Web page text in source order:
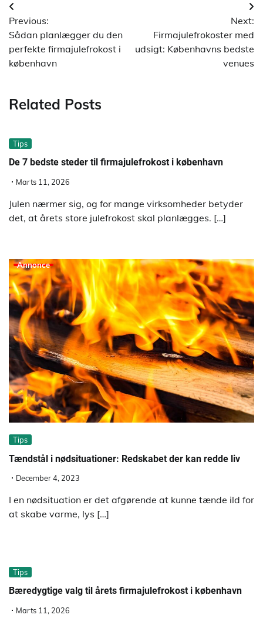
Indlægsnavigation
Previous:
Sådan planlægger du den
perfekte firmajulefrokost i
københavn
Next:
Firmajulefrokoster med
udsigt: Københavns bedste
venues
Related Posts
Tips
De 7 bedste steder til firmajulefrokost i københavn
Marts 11, 2026
Julen nærmer sig, og for mange virksomheder betyder
det, at årets store julefrokost skal planlægges. […]
Annonce
Tips
Tændstål i nødsituationer: Redskabet der kan redde liv
December 4, 2023
I en nødsituation er det afgørende at kunne tænde ild for
at skabe varme, lys […]
Tips
Bæredygtige valg til årets firmajulefrokost i københavn
Marts 11, 2026